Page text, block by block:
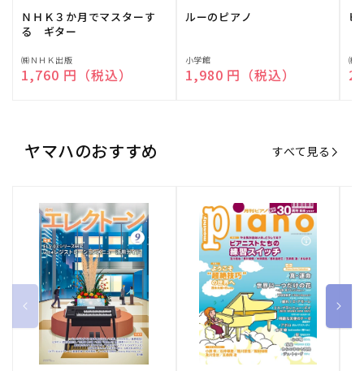
ＮＨＫ３か月でマスターす
る ギター
販
売
㈱ＮＨＫ出版
通常価格
1,760 円（税込）
ルーのピアノ
販
売
小学館
通常価格
1,980 円（税込）
ピ
販
売
㈱
ヤマハのおすすめ すべて見る